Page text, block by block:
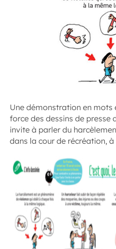
Une démonstration en mots
force des dessins de presse
invite à parler du
dans la cour de récréation,